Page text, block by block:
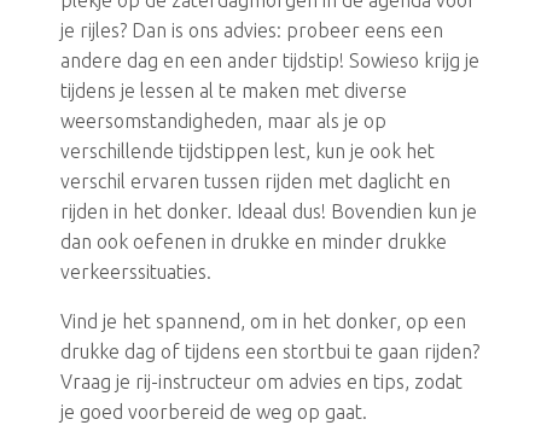
je rijles? Dan is ons advies: probeer eens een
andere dag en een ander tijdstip! Sowieso krijg je
tijdens je lessen al te maken met diverse
weersomstandigheden, maar als je op
verschillende tijdstippen lest, kun je ook het
verschil ervaren tussen rijden met daglicht en
rijden in het donker. Ideaal dus! Bovendien kun je
dan ook oefenen in drukke en minder drukke
verkeerssituaties.
Vind je het spannend, om in het donker, op een
drukke dag of tijdens een stortbui te gaan rijden?
Vraag je rij-instructeur om advies en tips, zodat
je goed voorbereid de weg op gaat.